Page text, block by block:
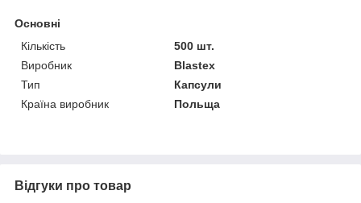
Основні
Кількість
500 шт.
Виробник
Blastex
Тип
Капсули
Країна виробник
Польща
Відгуки про товар